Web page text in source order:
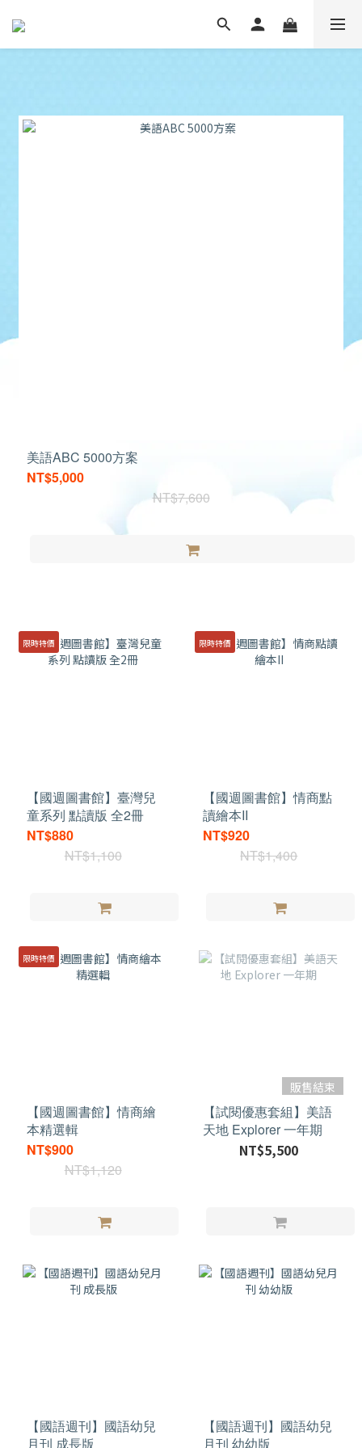
美語ABC 5000方案
NT$5,000
NT$7,600
限時特價
【國週圖書館】臺灣兒
童系列 點讀版 全2冊
NT$880
NT$1,100
限時特價
【國週圖書館】情商點
讀繪本II
NT$920
NT$1,400
限時特價
【國週圖書館】情商繪
本精選輯
NT$900
NT$1,120
販售結束
【試閱優惠套組】美語
天地 Explorer 一年期
NT$5,500
【國語週刊】國語幼兒
月刊 成長版
【國語週刊】國語幼兒
月刊 幼幼版